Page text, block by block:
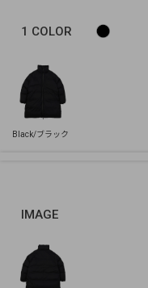
1 COLOR
IMAGE